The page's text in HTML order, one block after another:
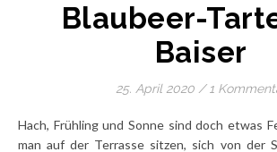
Blaubeer-
Baiser
25. April 2020 / 1
Hach, Frühling und Sonne sind doch etwas Feines! Endlich kann
man auf der Terrasse sitzen, sich von der